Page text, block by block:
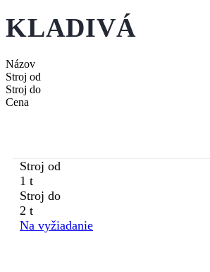
KLADIVÁ
Názov
Stroj od
Stroj do
Cena
Stroj od
1 t
Stroj do
2 t
Na vyžiadanie